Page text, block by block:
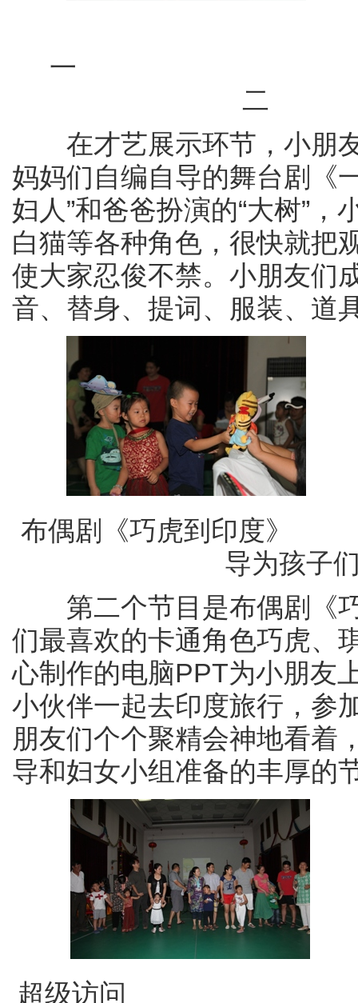
一 舞台剧
在才艺展示环节，小朋友
妈妈们自编自导的舞台剧《
妇人”和爸爸扮演的“大树”
白猫等各种角色，很快就把
使大家忍俊不禁。小朋友们
音、替身、提词、服装、道
布偶剧《巧
导为孩子
第二个节目是布偶剧《巧
们最喜欢的卡通角色巧虎、
心制作的电脑PPT为小朋友
小伙伴一起去印度旅行，参
朋友们个个聚精会神地看着
导和妇女小组准备的丰厚的
超级访